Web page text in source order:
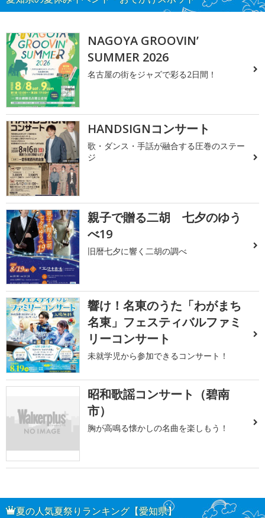
NAGOYA GROOVIN’
SUMMER 2026
名古屋の街をジャズで彩る2日間！
HANDSIGNコンサート
歌・ダンス・手話が融合する圧巻のステー
ジ
親子で贈る二胡 七夕のゆう
べ19
旧暦七夕に響く二胡の調べ
響け！名東のうた「わがまち
名東」フェスティバルファミ
リーコンサート
未就学児から参加できるコンサート！
昭和歌謡コンサート（碧南
市）
胸が高鳴る懐かしの名曲を楽しもう！
夏の人気夏祭りランキング【愛知県】